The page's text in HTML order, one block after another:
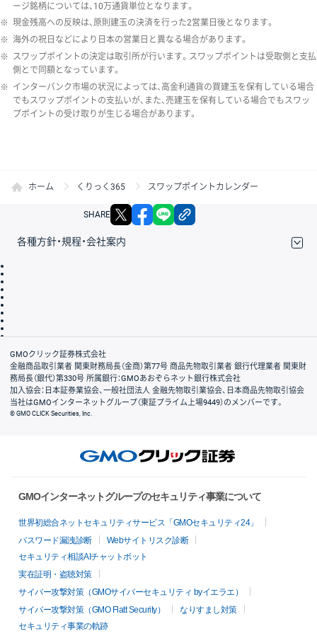
ージ銘柄については、10万通貨単位となります。
※ 現金残高への反映は、原則建玉の決済を行った2営業日後となります。
※ 海外の祝日などにより日本の営業日と異なる場合があります。
※ スワップポイントの決定は取引所が行います。スワップポイントは受取側と支払
側とで同額となっています。
※ インターバンク市場の状況によっては、高金利通貨の買建玉を保有している場合
でもスワップポイントの支払いが、また、売建玉を保有している場合でもスワッ
プポイントの受け取りが生じる場合があります。
ホーム くりっく365 スワップポイントカレンダー
SHARE X facebook
各種方針・規程・会社案内
会社案内
GMOクリック証券株式会社
金融商品取引業者 関東財務局長（金商）第77号 商品先物取引業者 銀行代理業者 関東財
務局長（銀代）第330号 所属銀行：GMOあおぞらネット銀行株式会社
加入協会：日本証券業協会、一般社団法人 金融先物取引業協会、日本商品先物取引協会
当社はGMOインターネットグループ（東証プライム上場9449）のメンバーです。
© GMO CLICK Securities, Inc.
GMOインターネットグループのセキュリティ事業について
世界初総合ネットセキュリティサービス「GMOセキュリティ24」
パスワード漏洩診断
Webサイトリスク診断
セキュリティ相談AIチャットボット
実在証明・盗聴対策
サイバー攻撃対策（GMOサイバーセキュリティ byイエラエ）
サイバー攻撃対策（GMO Flatt Security）
なりすまし対策
セキュリティ事業の軌跡